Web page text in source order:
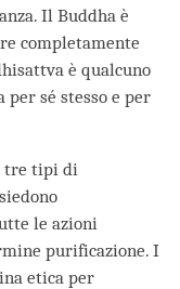
Il Buddha è
completamente
è qualcuno
sé stesso e per
tre tipi di
le azioni
purificazione. I
etica per